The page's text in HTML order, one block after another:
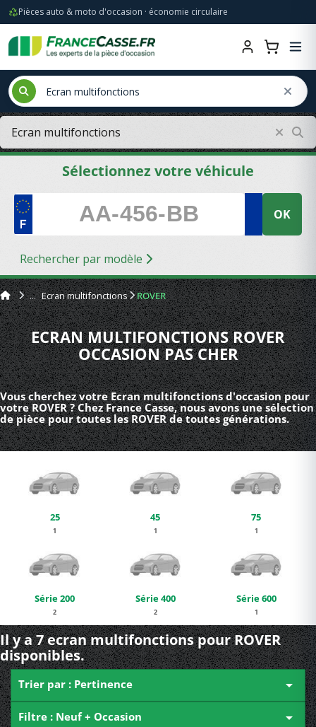
Pièces auto & moto d'occasion · économie circulaire
Sélectionnez votre véhicule
OK
Rechercher par modèle
Ecran multifonctions ROVER
ECRAN MULTIFONCTIONS ROVER
OCCASION PAS CHER
Vous cherchez votre Ecran multifonctions d'occasion pour
votre ROVER ? Chez France Casse, nous avons une sélection
de pièce pour toutes les ROVER de toutes générations.
25
1
45
1
75
1
Série 200
2
Série 400
2
Série 600
1
Il y a 7 ecran multifonctions pour ROVER
disponibles.
Trier par : Pertinence 
Filtre : Neuf + Occasion 